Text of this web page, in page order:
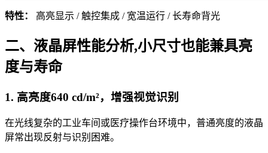
特性： 高亮显示 / 触控集成 / 宽温运行 / 长寿命背光
二、液晶屏性能分析,小尺寸也能兼具亮
度与寿命
1. 高亮度640 cd/m²，增强视觉识别
在光线复杂的工业车间或医疗操作台环境中，普通亮度的液晶
屏常出现反射与识别困难。